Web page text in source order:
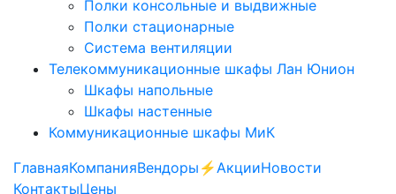
Полки консольные и выдвижные
Полки стационарные
Система вентиляции
Телекоммуникационные шкафы Лан Юнион
Шкафы напольные
Шкафы настенные
Коммуникационные шкафы МиК
ГлавнаяКомпанияВендоры ⚡️АкцииНовости
КонтактыЦены